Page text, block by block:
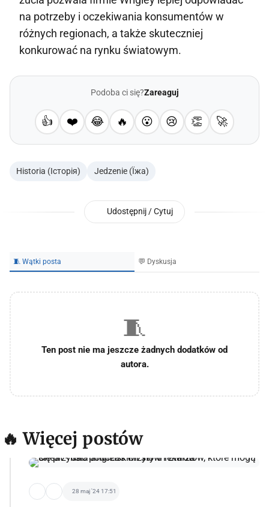
na potrzeby i oczekiwania konsumentów w
różnych regionach, a także skuteczniej
konkurować na rynku światowym.
Podoba ci się?Zareaguj
👍 ❤️ 😂 🔥 😮 😢 👏 🚀
Historia (Історія) Jedzenie (Їжа)
Udostępnij / Cytuj
🧵 Wątki posta 💬 Dyskusja
🧵
Ten post nie ma jeszcze żadnych dodatków od
autora.
🔥 Więcej postów
28 maj '24 17:51